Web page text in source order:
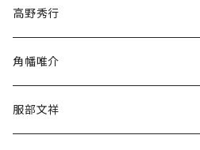
随筆・ノンフィクション・その他
高野秀行
角幡唯介
服部文祥